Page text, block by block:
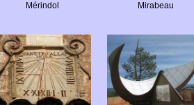
Mérindol Mirabeau